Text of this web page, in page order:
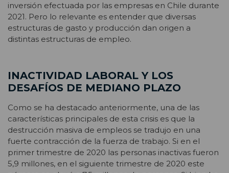
inversión efectuada por las empresas en Chile durante
2021. Pero lo relevante es entender que diversas
estructuras de gasto y producción dan origen a
distintas estructuras de empleo.
INACTIVIDAD LABORAL Y LOS
DESAFÍOS DE MEDIANO PLAZO
Como se ha destacado anteriormente, una de las
características principales de esta crisis es que la
destrucción masiva de empleos se tradujo en una
fuerte contracción de la fuerza de trabajo. Si en el
primer trimestre de 2020 las personas inactivas fueron
5,9 millones, en el siguiente trimestre de 2020 este